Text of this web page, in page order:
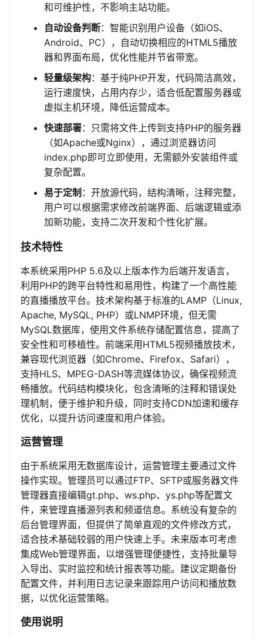
和可维护性，不影响主站功能。
自动设备判断：智能识别用户设备（如iOS、
Android、PC），自动切换相应的HTML5播放
器和界面布局，优化性能并节省带宽。
轻量级架构：基于纯PHP开发，代码简洁高效，
运行速度快，占用内存少，适合低配置服务器或
虚拟主机环境，降低运营成本。
快速部署：只需将文件上传到支持PHP的服务器
（如Apache或Nginx），通过浏览器访问
index.php即可立即使用，无需额外安装组件或
复杂配置。
易于定制 ：开放源代码，结构清晰，注释完整，
用户可以根据需求修改前端界面、后端逻辑或添
加新功能，支持二次开发和个性化扩展。
技术特性
本系统采用PHP 5.6及以上版本作为后端开发语言，
利用PHP的跨平台特性和易用性，构建了一个高性能
的直播播放平台。技术架构基于标准的LAMP（Linux,
Apache, MySQL, PHP）或LNMP环境，但无需
MySQL数据库，使用文件系统存储配置信息，提高了
安全性和可移植性。前端采用HTML5视频播放技术，
兼容现代浏览器（如Chrome、Firefox、Safari），
支持HLS、MPEG-DASH等流媒体协议，确保视频流
畅播放。代码结构模块化，包含清晰的注释和错误处
理机制，便于维护和升级，同时支持CDN加速和缓存
优化，以提升访问速度和用户体验。
运营管理
由于系统采用无数据库设计，运营管理主要通过文件
操作实现。管理员可以通过FTP、SFTP或服务器文件
管理器直接编辑gt.php、ws.php、ys.php等配置文
件，来管理直播源列表和频道信息。系统没有复杂的
后台管理界面，但提供了简单直观的文件修改方式，
适合技术基础较弱的用户快速上手。未来版本可考虑
集成Web管理界面，以增强管理便捷性，支持批量导
入导出、实时监控和统计报表等功能。建议定期备份
配置文件，并利用日志记录来跟踪用户访问和播放数
据，以优化运营策略。
使用说明